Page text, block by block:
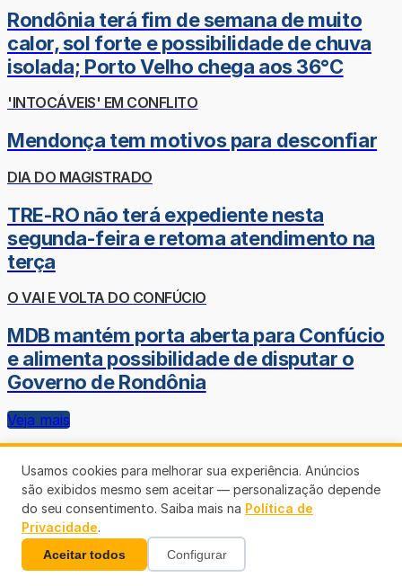
Rondônia terá fim de semana de muito
calor, sol forte e possibilidade de chuva
isolada; Porto Velho chega aos 36°C
'INTOCÁVEIS' EM CONFLITO
Mendonça tem motivos para desconfiar
DIA DO MAGISTRADO
TRE-RO não terá expediente nesta
segunda-feira e retoma atendimento na
terça
O VAI E VOLTA DO CONFÚCIO
MDB mantém porta aberta para Confúcio
e alimenta possibilidade de disputar o
Governo de Rondônia
Veja mais
Usamos cookies para melhorar sua experiência. Anúncios
são exibidos mesmo sem aceitar — personalização depende
do seu consentimento. Saiba mais na Política de
Privacidade.
Aceitar todos Configurar